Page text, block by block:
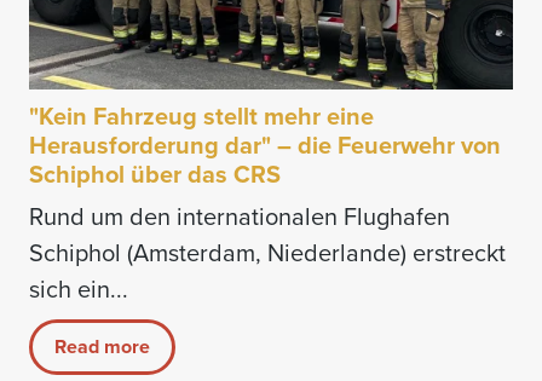
"Kein Fahrzeug stellt mehr eine
Herausforderung dar" – die Feuerwehr von
Schiphol über das CRS
Rund um den internationalen Flughafen
Schiphol (Amsterdam, Niederlande) erstreckt
sich ein...
Read more